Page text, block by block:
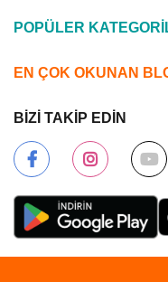
POPÜLER
EN ÇOK OKUNAN
BİZİ TAKİP EDİN